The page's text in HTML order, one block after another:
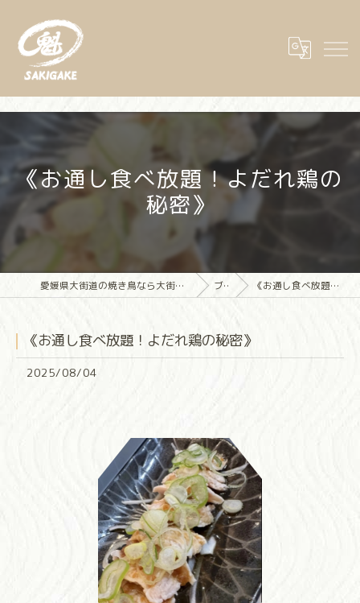
《お通し食べ放題！よだれ鶏の
秘密》
愛媛県大街道の焼き鳥なら大街道立ち飲み焼き鳥 魁(さきがけ) ブログ 《お通し食べ放題！よだれ鶏の秘密》
《お通し食べ放題！よだれ鶏の秘密》
2025/08/04